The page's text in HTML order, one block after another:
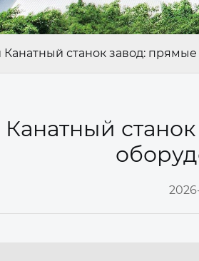
Канатный станок завод:
Канатный